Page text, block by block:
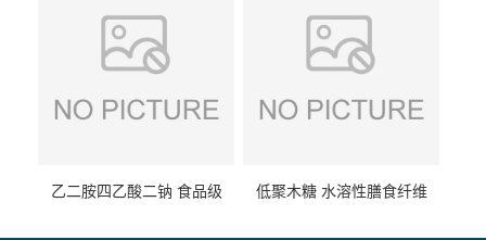
乙二胺四乙酸二钠 食品级
低聚木糖 水溶性膳食纤维